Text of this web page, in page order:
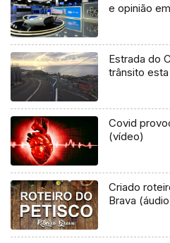
e opinião
Estrada do
trânsito
Covid
(vídeo)
Criado
Brava